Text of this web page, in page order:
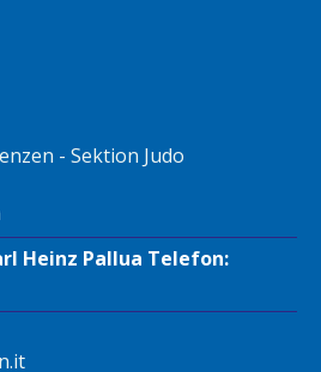
- Sektion Judo
Heinz Pallua Telefon: